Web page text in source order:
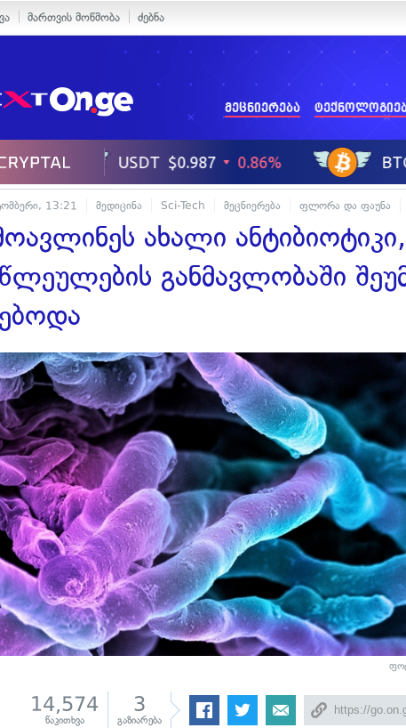
მართვის მოწმობა ძებნა
მეცნიერება
13:21 მედიცინა Sci-Tech მეცნიერება ფლორა და ფაუნა
ახალი
განმავლობაში
14,574
წაკითხვა
3
გაზიარება